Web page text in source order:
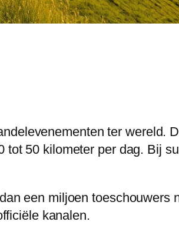
ter wereld.
50 kilometer per dag. Bij
een miljoen toeschouwers
kanalen.